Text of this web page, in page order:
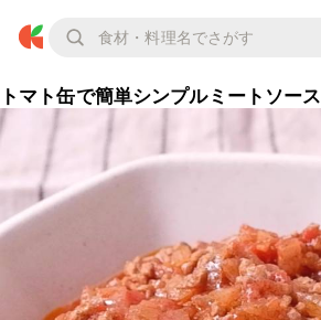
トマト缶で簡単シンプルミートソース